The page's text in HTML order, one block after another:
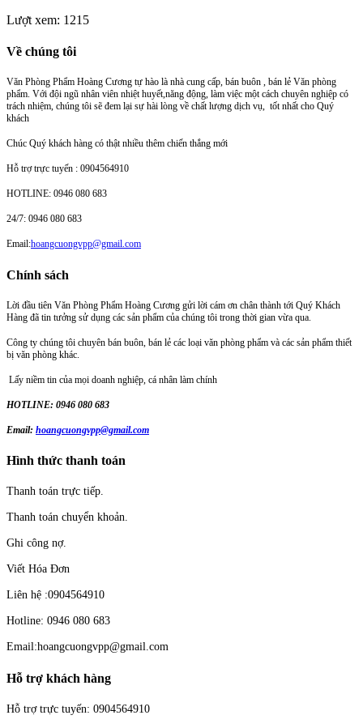
Lượt xem: 1215
Về chúng tôi
Văn Phòng Phẩm Hoàng Cương tự hào là nhà cung cấp, bán buôn , bán lẻ Văn phòng
phẩm. Với đội ngũ nhân viên nhiệt huyết,năng động, làm việc một cách chuyên nghiệp có
trách nhiệm, chúng tôi sẽ đem lại sự hài lòng về chất lượng dịch vụ, tốt nhất cho Quý
khách
Chúc Quý khách hàng có thật nhiều thêm chiến thắng mới
Hỗ trợ trực tuyến : 0904564910
HOTLINE: 0946 080 683
24/7: 0946 080 683
Email:hoangcuongvpp@gmail.com
Chính sách
Lời đầu tiên Văn Phòng Phẩm Hoàng Cương gửi lời cám ơn chân thành tới Quý Khách
Hàng đã tin tưởng sử dụng các sản phẩm của chúng tôi trong thời gian vừa qua.
Công ty chúng tôi chuyên bán buôn, bán lẻ các loại văn phòng phẩm và các sản phẩm thiết
bị văn phòng khác.
Lấy niềm tin của mọi doanh nghiệp, cá nhân làm chính
HOTLINE: 0946 080 683
Email: hoangcuongvpp@gmail.com
Hình thức thanh toán
Thanh toán trực tiếp.
Thanh toán chuyển khoản.
Ghi công nợ.
Viết Hóa Đơn
Liên hệ :0904564910
Hotline: 0946 080 683
Email:hoangcuongvpp@gmail.com
Hỗ trợ khách hàng
Hỗ trợ trực tuyến: 0904564910